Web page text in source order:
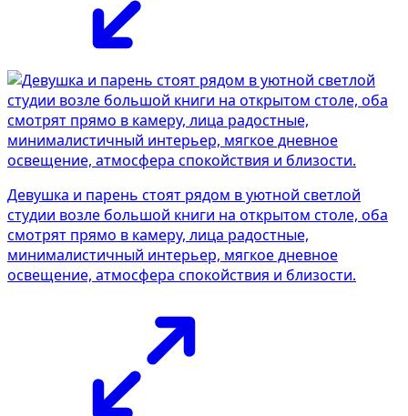
Девушка и парень стоят рядом в уютной светлой
студии возле большой книги на открытом столе, оба
смотрят прямо в камеру, лица радостные,
минималистичный интерьер, мягкое дневное
освещение, атмосферa спокойствия и близости.